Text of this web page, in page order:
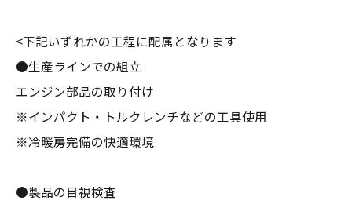
<下記いずれかの工程に配属となります
●生産ラインでの組立
エンジン部品の取り付け
※インパクト・トルクレンチなどの工具使用
※冷暖房完備の快適環境
●製品の目視検査